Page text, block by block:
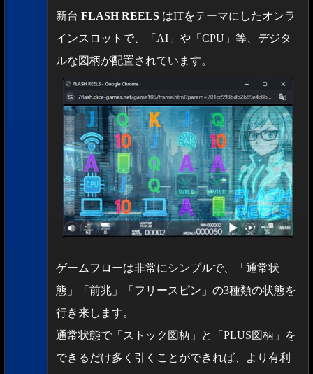
新台 FLASH REELS はITをテーマにしたオンラ
インスロットで、「AI」や「CPU」等、デジタ
ルな図柄が配置されています。
ゲームフローは非常にシンプルで、「通常状
態」「前兆」「フリースピン」の3種類の状態を
行き来します。
通常状態で「ストック図柄」と「PLUS図柄」を
できるだけ多く引くことができれば、より有利